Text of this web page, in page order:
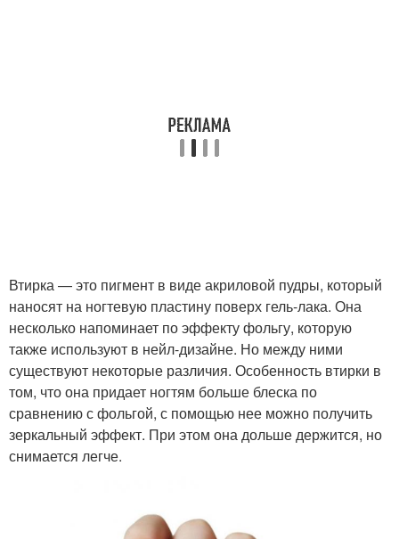
Втирка — это пигмент в виде акриловой пудры, который
наносят на ногтевую пластину поверх гель-лака. Она
несколько напоминает по эффекту фольгу, которую
также используют в нейл-дизайне. Но между ними
существуют некоторые различия. Особенность втирки в
том, что она придает ногтям больше блеска по
сравнению с фольгой, с помощью нее можно получить
зеркальный эффект. При этом она дольше держится, но
снимается легче.